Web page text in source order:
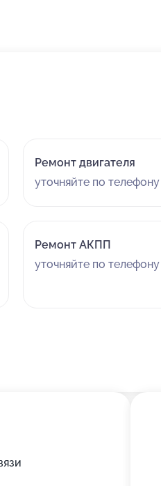
Ремонт двигателя
уточняйте по телефону
Ремонт АКПП
уточняйте по телефону